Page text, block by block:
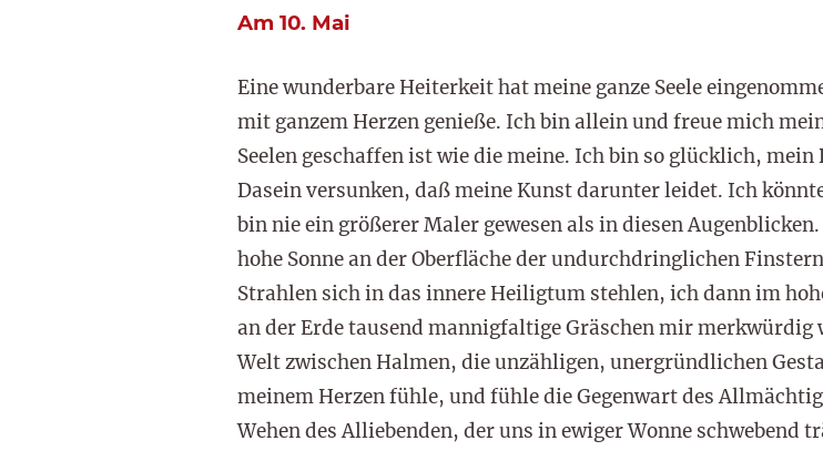
Am 10. Mai
Eine wunderbare Heiterkeit hat meine ganze Seele
mit ganzem Herzen genieße. Ich bin allein und freue mich
Seelen geschaffen ist wie die meine. Ich bin so glücklich,
Dasein versunken, daß meine Kunst darunter leidet. Ich
bin nie ein größerer Maler gewesen als in diesen
hohe Sonne an der Oberfläche der undurchdringlichen
Strahlen sich in das innere Heiligtum stehlen, ich dann im
an der Erde tausend mannigfaltige Gräschen mir
Welt zwischen Halmen, die unzähligen, unergründlichen
meinem Herzen fühle, und fühle die Gegenwart des
Wehen des Alliebenden, der uns in ewiger Wonne schwebend